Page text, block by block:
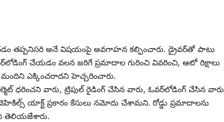
తప్పనిసరి అనే విషయంపై అవగాహన కల్పించారు. డ్రైవర్‌తో పాటు
చేయడం వలన జరిగే ప్రమాదాల గురించి వివరించి, ఆటో రిక్షాలు
ఎక్కించరాదని హెచ్చరించారు.
ధరించని వారు, ట్రిపుల్ రైడింగ్ చేసిన వారు, ఓవర్‌లోడింగ్ చేసిన వారు
యాక్ట్ ప్రకారం కేసులు నమోదు చేశామని. రోడ్డు ప్రమాదాలను
తెలియజేశారు.